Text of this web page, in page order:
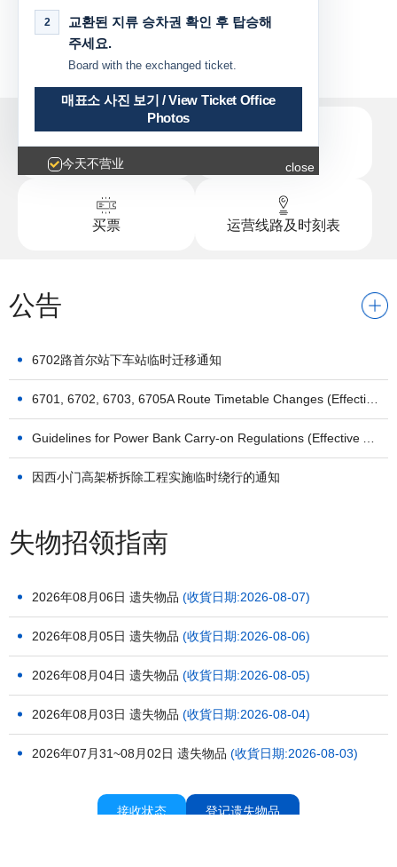
2 교환된 지류 승차권 확인 후 탑승해
주세요.
Board with the exchanged ticket.
매표소 사진 보기 / View Ticket Office
Photos
今天不营业 close
买票 运营线路及时刻表
公告
6702路首尔站下车站临时迁移通知
6701, 6702, 6703, 6705A Route Timetable Changes (Effective May 1, 2026)
Guidelines for Power Bank Carry-on Regulations (Effective April 20, 2026)
因西小门高架桥拆除工程实施临时绕行的通知
失物招领指南
2026年08月06日 遗失物品 (收貨日期:2026-08-07)
2026年08月05日 遗失物品 (收貨日期:2026-08-06)
2026年08月04日 遗失物品 (收貨日期:2026-08-05)
2026年08月03日 遗失物品 (收貨日期:2026-08-04)
2026年07月31~08月02日 遗失物品 (收貨日期:2026-08-03)
接收状态 登记遗失物品